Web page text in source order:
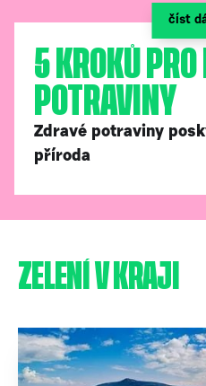
5 KROKŮ
POTRAVINY
Zdravé potraviny
příroda
číst
ZELENÍ V KRAJI